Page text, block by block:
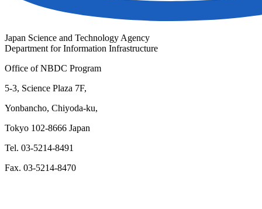
Japan Science and Technology Agency
Department for Information Infrastructure
Office of NBDC Program
5-3, Science Plaza 7F,
Yonbancho, Chiyoda-ku,
Tokyo 102-8666 Japan
Tel. 03-5214-8491
Fax. 03-5214-8470